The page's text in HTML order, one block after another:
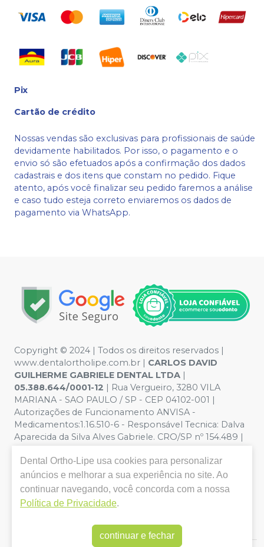
Pix
Cartão de crédito
Nossas vendas são exclusivas para profissionais de saúde
devidamente habilitados. Por isso, o pagamento e o
envio só são efetuados após a confirmação dos dados
cadastrais e dos itens que constam no pedido. Fique
atento, após você finalizar seu pedido faremos a análise
e caso tudo esteja correto enviaremos os dados de
pagamento via WhatsApp.
Copyright © 2024 | Todos os direitos reservados |
www.dentalortholipe.com.br | CARLOS DAVID
GUILHERME GABRIELE DENTAL LTDA
05.388.644/0001-12 | Rua Vergueiro, 3280 VILA
MARIANA - SAO PAULO / SP - CEP 04102-001 |
Autorizações de Funcionamento ANVISA -
Medicamentos:1.16.510-6 - Responsável Tecnica: Dalva
Aparecida da Silva Alves Gabriele. CRO/SP nº 154.489 |
ilustrativas - Os preços e condições da loja virtual estão
sujeitos a alterações. Em caso de divergência de preços
no site, o valor válido é o do Carrinho de Compra. Não
vendemos por atacado, por isso nos reservamos o
Dental Ortho-Lipe usa cookies para personalizar
anúncios e melhorar a sua experiência no site. Ao
continuar navegando, você concorda com a nossa
Política de Privacidade.
continuar e fechar